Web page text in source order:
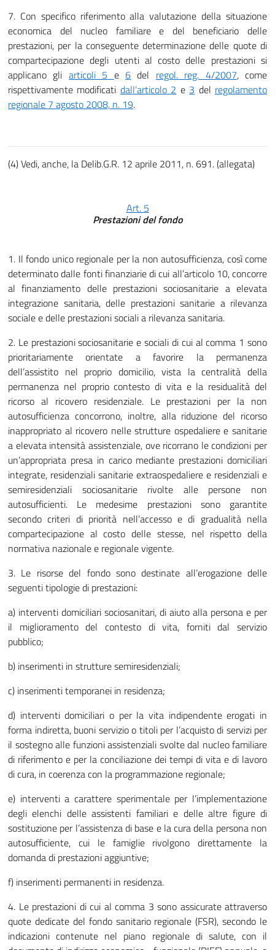
7. Con specifico riferimento alla valutazione della situazione
economica del nucleo familiare e del beneficiario delle
prestazioni, per la conseguente determinazione delle quote di
compartecipazione degli utenti al costo delle prestazioni si
applicano gli articoli 5 e6 del regol. reg. 4/2007, come
rispettivamente modificati dall’articolo 2 e 3 del regolamento
regionale 7 agosto 2008, n. 19.
(4) Vedi, anche, la Delib.G.R. 12 aprile 2011, n. 691. (allegata)
Art. 5
Prestazioni del fondo
1. Il fondo unico regionale per la non autosufficienza, così come
determinato dalle fonti finanziarie di cui all’articolo 10, concorre
al finanziamento delle prestazioni sociosanitarie a elevata
integrazione sanitaria, delle prestazioni sanitarie a rilevanza
sociale e delle prestazioni sociali a rilevanza sanitaria.
2. Le prestazioni sociosanitarie e sociali di cui al comma 1 sono
prioritariamente orientate a favorire la permanenza
dell’assistito nel proprio domicilio, vista la centralità della
permanenza nel proprio contesto di vita e la residualità del
ricorso al ricovero residenziale. Le prestazioni per la non
autosufficienza concorrono, inoltre, alla riduzione del ricorso
inappropriato al ricovero nelle strutture ospedaliere e sanitarie
a elevata intensità assistenziale, ove ricorrano le condizioni per
un’appropriata presa in carico mediante prestazioni domiciliari
integrate, residenziali sanitarie extraospedaliere e residenziali e
semiresidenziali sociosanitarie rivolte alle persone non
autosufficienti. Le medesime prestazioni sono garantite
secondo criteri di priorità nell’accesso e di gradualità nella
compartecipazione al costo delle stesse, nel rispetto della
normativa nazionale e regionale vigente.
3. Le risorse del fondo sono destinate all’erogazione delle
seguenti tipologie di prestazioni:
a) interventi domiciliari sociosanitari, di aiuto alla persona e per
il miglioramento del contesto di vita, forniti dal servizio
pubblico;
b) inserimenti in strutture semiresidenziali;
c) inserimenti temporanei in residenza;
d) interventi domiciliari o per la vita indipendente erogati in
forma indiretta, buoni servizio o titoli per l’acquisto di servizi per
il sostegno alle funzioni assistenziali svolte dal nucleo familiare
di riferimento e per la conciliazione dei tempi di vita e di lavoro
di cura, in coerenza con la programmazione regionale;
e) interventi a carattere sperimentale per l’implementazione
degli elenchi delle assistenti familiari e delle altre figure di
sostituzione per l’assistenza di base e la cura della persona non
autosufficiente, cui le famiglie rivolgono direttamente la
domanda di prestazioni aggiuntive;
f) inserimenti permanenti in residenza.
4. Le prestazioni di cui al comma 3 sono assicurate attraverso
quote dedicate del fondo sanitario regionale (FSR), secondo le
indicazioni contenute nel piano regionale di salute, con il